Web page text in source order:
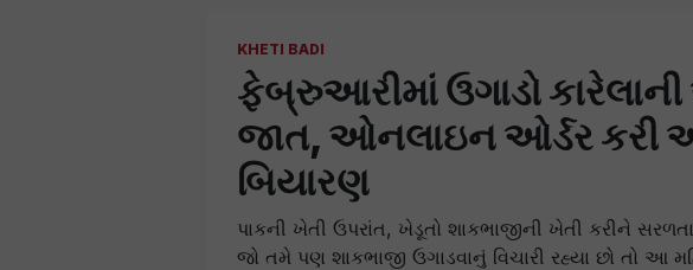
KHETI BADI
ફેબ્રુઆરીમાં ઉગાડો
જાત, ઓનલાઇન ઓર્ડર કરી
બિયારણ
પાકની ખેતી ઉપરાંત, ખેડૂતો શાકભાજીની ખેતી કરીને
જો તમે પણ શાકભાજી ઉગાડવાનું વિચારી રહ્યા છો તો આ